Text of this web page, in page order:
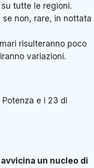
tutte le regioni.
non, rare, in nottata
risulteranno poco
variazioni.
e i 23 di
un nucleo di